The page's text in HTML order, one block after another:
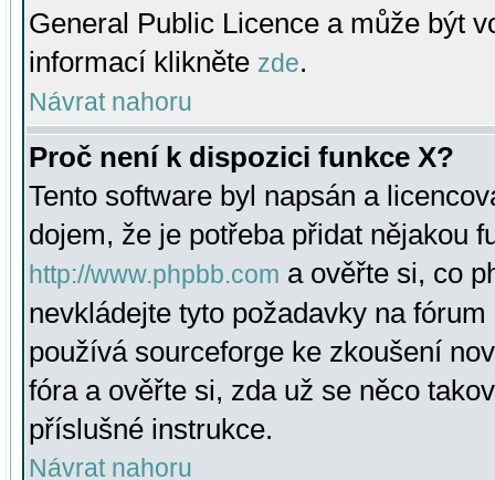
General Public Licence a může být
informací klikněte zde.
Návrat nahoru
Proč není k dispozici funkce X?
Tento software byl napsán a
dojem, že je potřeba přidat nějakou
http://www.phpbb.com a ověřte si, co
nevkládejte tyto požadavky na
používá sourceforge ke zkoušení
fóra a ověřte si, zda už se něco
příslušné instrukce.
Návrat nahoru